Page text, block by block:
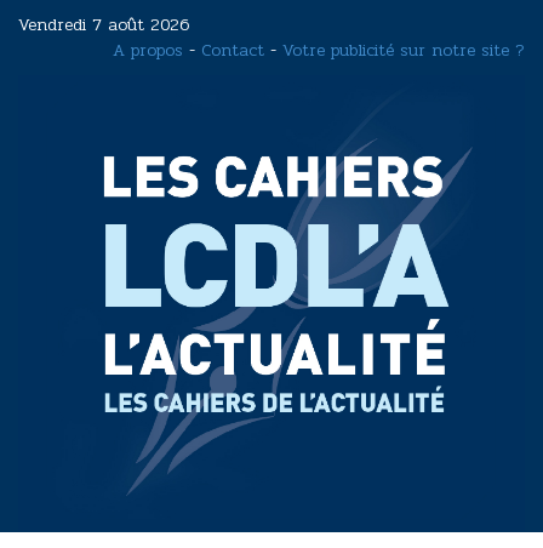
Vendredi 7 août 2026
A propos - Contact - Votre publicité sur notre site ?